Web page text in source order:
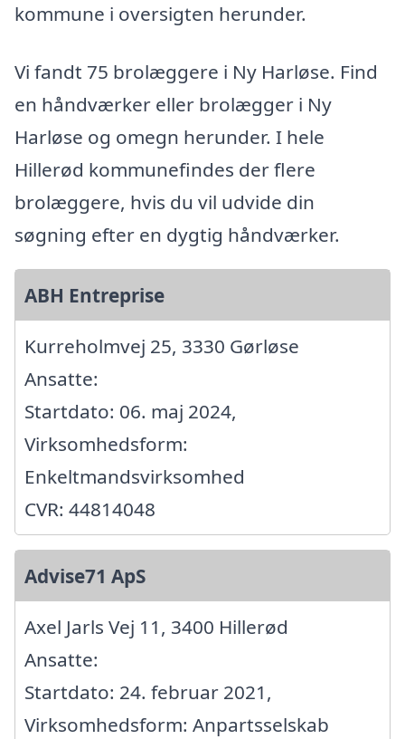
kommune i oversigten herunder.
Vi fandt 75 brolæggere i Ny Harløse. Find
en håndværker eller brolægger i Ny
Harløse og omegn herunder. I hele
Hillerød kommunefindes der flere
brolæggere, hvis du vil udvide din
søgning efter en dygtig håndværker.
ABH Entreprise
Kurreholmvej 25, 3330 Gørløse
Ansatte:
Startdato: 06. maj 2024,
Virksomhedsform:
Enkeltmandsvirksomhed
CVR: 44814048
Advise71 ApS
Axel Jarls Vej 11, 3400 Hillerød
Ansatte:
Startdato: 24. februar 2021,
Virksomhedsform: Anpartsselskab